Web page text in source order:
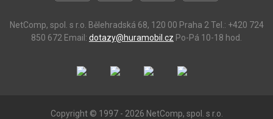
NetComp, spol. s r.o. Bělehradská 68, 120 00 Praha 2 Tel.: +420 724
850 672 Email: dotazy@huramobil.cz Po-Pá 10-18 hod.
Copyright © 1997 - 2026 NetComp, spol. s r.o.